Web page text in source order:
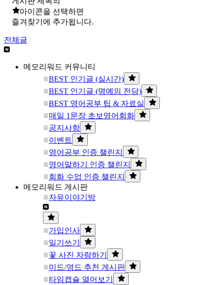
아이콘을 선택하면
즐겨찾기에 추가됩니다.
전체글
메모리워드 커뮤니티
BEST 인기글 (실시간)
BEST 인기글 (명예의 전당)
BEST 영어공부 팁 & 자료실
매일 1문장 초보영어회화
공지사항
이벤트
영어공부 인증 챌린지
영어말하기 인증 챌린지
회화 수업 인증 챌린지
메모리워드 게시판
자유이야기방
가입인사
일기쓰기
꽃 사진 자랑하기
미드/영드 추천 게시판
타임캡슐 열어보기